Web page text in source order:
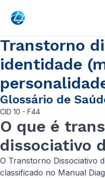
Transtorno
identidade
Glossário de
CID 10 - F44
O que é
dissociativo
O Transtorno Dissociativo
classificado no Manual